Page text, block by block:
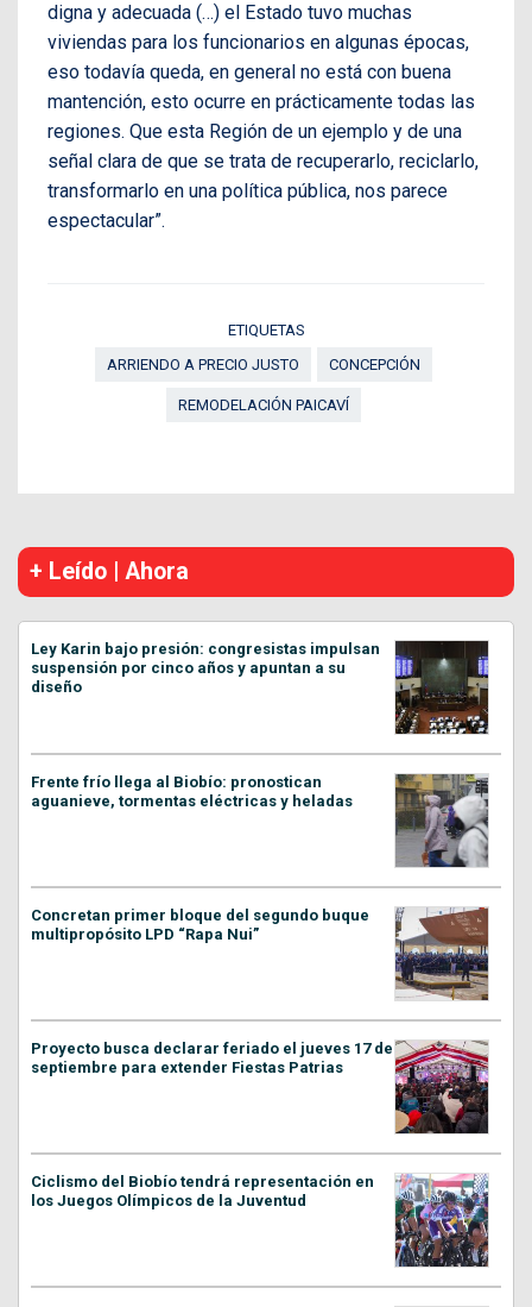
digna y adecuada (…) el Estado tuvo muchas
viviendas para los funcionarios en algunas épocas,
eso todavía queda, en general no está con buena
mantención, esto ocurre en prácticamente todas las
regiones. Que esta Región de un ejemplo y de una
señal clara de que se trata de recuperarlo, reciclarlo,
transformarlo en una política pública, nos parece
espectacular”.
ETIQUETAS
ARRIENDO A PRECIO JUSTO
CONCEPCIÓN
REMODELACIÓN PAICAVÍ
+ Leído | Ahora
Ley Karin bajo presión: congresistas impulsan
suspensión por cinco años y apuntan a su
diseño
Frente frío llega al Biobío: pronostican
aguanieve, tormentas eléctricas y heladas
Concretan primer bloque del segundo buque
multipropósito LPD “Rapa Nui”
Proyecto busca declarar feriado el jueves 17 de
septiembre para extender Fiestas Patrias
Ciclismo del Biobío tendrá representación en
los Juegos Olímpicos de la Juventud